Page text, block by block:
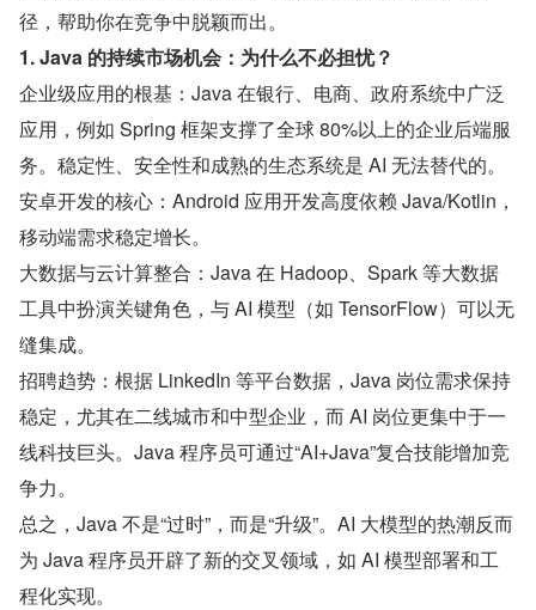
径，帮助你在竞争中脱颖而出。
1. Java 的持续市场机会：为什么不必担忧？
企业级应用的根基：Java 在银行、电商、政府系统中广泛
应用，例如 Spring 框架支撑了全球 80%以上的企业后端服
务。稳定性、安全性和成熟的生态系统是 AI 无法替代的。
安卓开发的核心：Android 应用开发高度依赖 Java/Kotlin，
移动端需求稳定增长。
大数据与云计算整合：Java 在 Hadoop、Spark 等大数据
工具中扮演关键角色，与 AI 模型（如 TensorFlow）可以无
缝集成。
招聘趋势：根据 LinkedIn 等平台数据，Java 岗位需求保持
稳定，尤其在二线城市和中型企业，而 AI 岗位更集中于一
线科技巨头。Java 程序员可通过“AI+Java”复合技能增加竞
争力。
总之，Java 不是“过时”，而是“升级”。AI 大模型的热潮反而
为 Java 程序员开辟了新的交叉领域，如 AI 模型部署和工
程化实现。